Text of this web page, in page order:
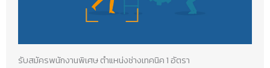
รับสมัครพนักงานพิเศษ ตำแหน่งช่างเทคนิค 1 อัตรา